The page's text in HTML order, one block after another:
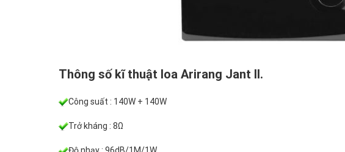
Thông số kĩ thuật loa Arirang Jant II.
Công suất : 140W + 140W
Trở kháng : 8Ω